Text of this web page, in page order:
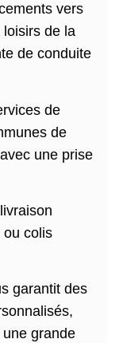
vers
loisirs de la
de conduite
de
de
une prise
ou colis
garantit des
grande